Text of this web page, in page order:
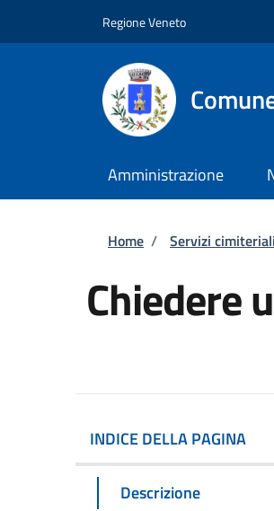
Regione Veneto
Amministrazione
Briciole di
Home / Servizi cimiteriali
Chiedere
INDICE DELLA PAGINA
Descrizione